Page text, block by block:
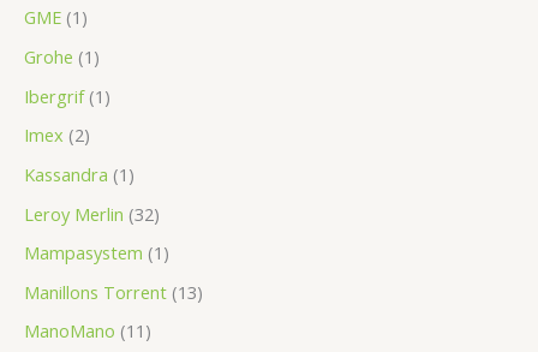
GME (1)
Grohe (1)
Ibergrif (1)
Imex (2)
Kassandra (1)
Leroy Merlin (32)
Mampasystem (1)
Manillons Torrent (13)
ManoMano (11)